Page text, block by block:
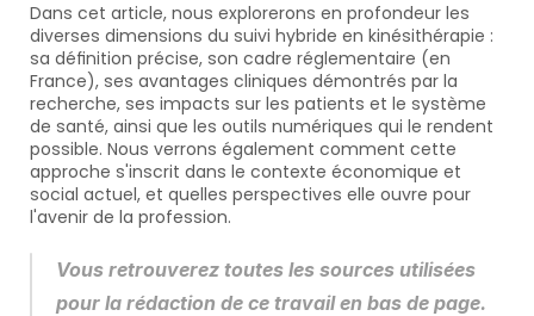
Dans cet article, nous explorerons en profondeur les
diverses dimensions du suivi hybride en kinésithérapie :
sa définition précise, son cadre réglementaire (en
France), ses avantages cliniques démontrés par la
recherche, ses impacts sur les patients et le système
de santé, ainsi que les outils numériques qui le rendent
possible. Nous verrons également comment cette
approche s'inscrit dans le contexte économique et
social actuel, et quelles perspectives elle ouvre pour
l'avenir de la profession.
Vous retrouverez toutes les sources utilisées
pour la rédaction de ce travail en bas de page.